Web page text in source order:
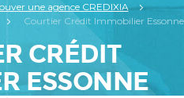
une agence CREDIXIA
Courtier Crédit Immobilier Essonne
CRÉDIT
ESSONNE